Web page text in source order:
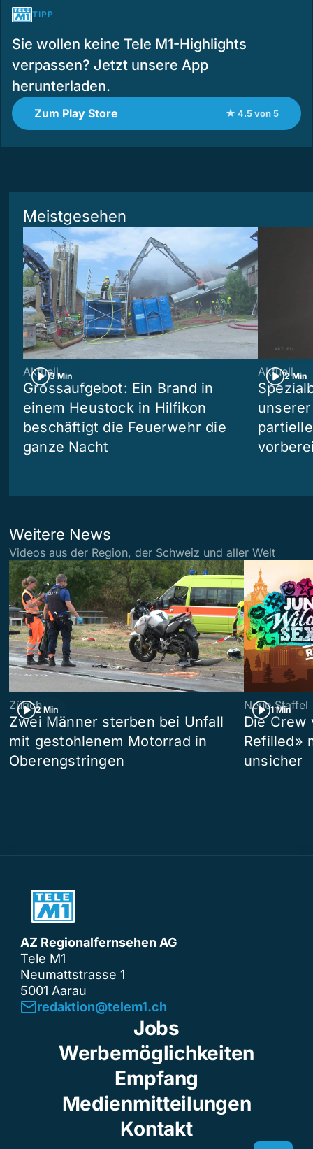
TIPP
Sie wollen keine Tele M1-Highlights
verpassen? Jetzt unsere App
herunterladen.
Zum Play Store ★ 4.5 von 5
Meistgesehen
3 Min
Aktuell
Grossaufgebot: Ein Brand in
einem Heustock in Hilfikon
beschäftigt die Feuerwehr die
ganze Nacht
2 Min
Aktuell
Weitere News
Videos aus der Region, der Schweiz und aller Welt
2 Min
Zürich
Zwei Männer sterben bei Unfall
mit gestohlenem Motorrad in
Oberengstringen
1 Min
Neue Staffel
Die Crew
Refilled»
unsicher
AZ Regionalfernsehen AG
Tele M1
Neumattstrasse 1
5001 Aarau
redaktion@telem1.ch
Jobs
Werbemöglichkeiten
Empfang
Medienmitteilungen
Kontakt